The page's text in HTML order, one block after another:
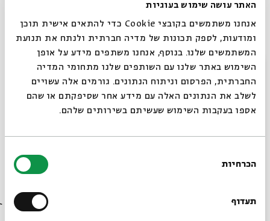
האתר עושה שימוש בעוגיות
אנחנו משתמשים בקובצי Cookie כדי להתאים אישית תוכן
ומודעות, לספק תכונות של מדיה חברתית ולנתח את תנועת
המשתמשים שלנו. בנוסף, אנחנו משתפים מידע על אופן
השימוש באתר שלנו עם השותפים שלנו מתחומי המדיה
החברתית, הפרסום וניתוח הנתונים. גורמים אלה עשויים
לשלב את הנתונים האלה עם מידע אחר שסיפקתם או שהם
אספו בעקבות השימוש שעשיתם בשירותים שלהם.
הסכמה
הכרחיות
תעדוף
Parashat Tetzave: Megillat Esther
עם: Dr. Avivah Zornberg
Torah as Poetry? Weekly Parashat HaShavua
28.02
ג' | 6pm (11am EST)
סגור